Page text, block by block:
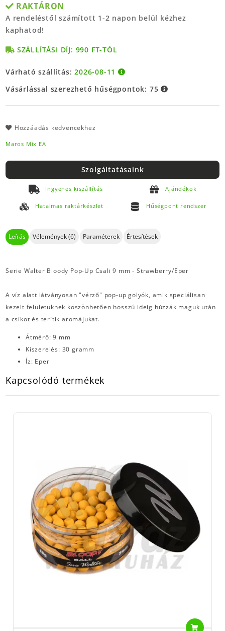
RAKTÁRON
A rendeléstől számított 1-2 napon belül kézhez
kaphatod!
SZÁLLÍTÁSI DÍJ: 990 FT-TÓL
Várható szállítás:2026-08-11
Vásárlással szerezhető hűségpontok: 75
Hozzáadás kedvencekhez
Maros Mix EA
Szolgáltatásaink
Ingyenes kiszállítás Ajándékok
Hatalmas raktárkészlet Hűségpont rendszer
Leírás Vélemények (6) Paraméterek Értesítések
Serie Walter Bloody Pop-Up Csali 9 mm - Strawberry/Eper
A víz alatt látványosan "vérző" pop-up golyók, amik speciálisan
kezelt felületüknek köszönhetően hosszú ideig húzzák maguk után
a csíkot és terítik aromájukat.
Átmérő: 9 mm
Kiszerelés: 30 gramm
Íz: Eper
Kapcsolódó termékek